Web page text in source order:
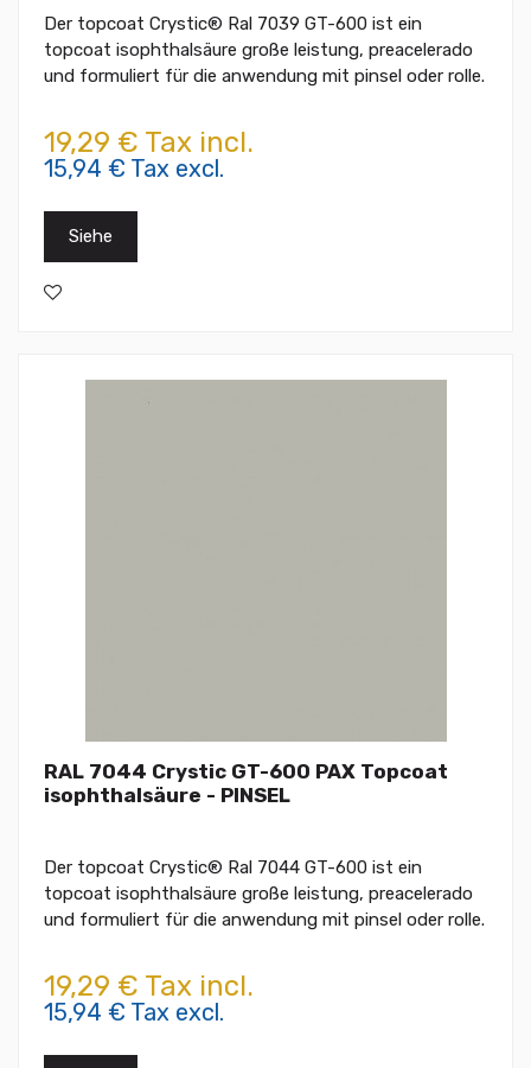
Der topcoat Crystic® Ral 7039 GT-600 ist ein
topcoat isophthalsäure große leistung, preacelerado
und formuliert für die anwendung mit pinsel oder rolle.
19,29 € Tax incl.
15,94 € Tax excl.
Siehe
RAL 7044 Crystic GT-600 PAX Topcoat
isophthalsäure - PINSEL
Der topcoat Crystic® Ral 7044 GT-600 ist ein
topcoat isophthalsäure große leistung, preacelerado
und formuliert für die anwendung mit pinsel oder rolle.
19,29 € Tax incl.
15,94 € Tax excl.